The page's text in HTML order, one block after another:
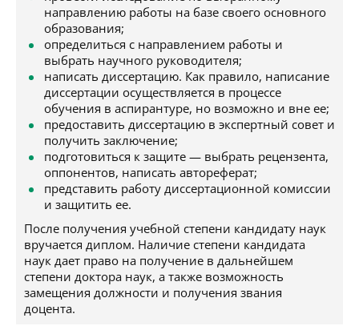
направлению работы на базе своего основного
образования;
определиться с направлением работы и
выбрать научного руководителя;
написать диссертацию. Как правило, написание
диссертации осуществляется в процессе
обучения в аспирантуре, но возможно и вне ее;
предоставить диссертацию в экспертный совет и
получить заключение;
подготовиться к защите — выбрать рецензента,
оппонентов, написать автореферат;
представить работу диссертационной комиссии
и защитить ее.
После получения учебной степени кандидату наук
вручается диплом. Наличие степени кандидата
наук дает право на получение в дальнейшем
степени доктора наук, а также возможность
замещения должности и получения звания
доцента.